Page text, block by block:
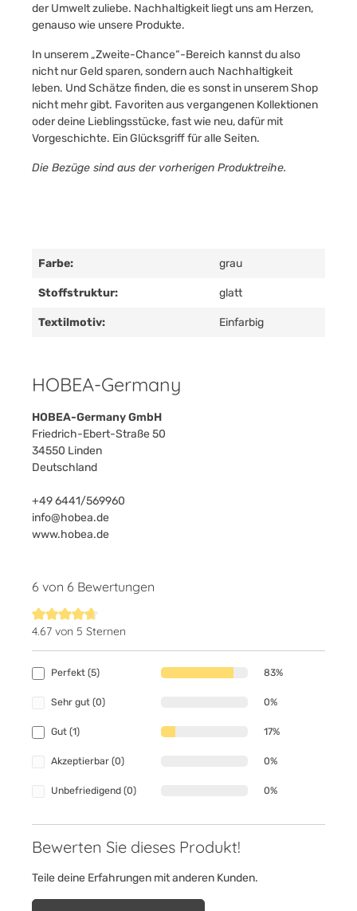
der Umwelt zuliebe. Nachhaltigkeit liegt uns am Herzen,
genauso wie unsere Produkte.
In unserem „Zweite-Chance“-Bereich kannst du also
nicht nur Geld sparen, sondern auch Nachhaltigkeit
leben. Und Schätze finden, die es sonst in unserem Shop
nicht mehr gibt. Favoriten aus vergangenen Kollektionen
oder deine Lieblingsstücke, fast wie neu, dafür mit
Vorgeschichte. Ein Glücksgriff für alle Seiten.
Die Bezüge sind aus der vorherigen Produktreihe.
Farbe: grau
Stoffstruktur: glatt
Textilmotiv: Einfarbig
HOBEA-Germany
HOBEA-Germany GmbH
Friedrich-Ebert-Straße 50
34550 Linden
Deutschland
+49 6441/569960
info@hobea.de
www.hobea.de
6 von 6 Bewertungen
Durchschnittliche Bewertung von 4.6 von 5 Sternen
4.67 von 5 Sternen
Perfekt (5) 83%
Sehr gut (0) 0%
Gut (1) 17%
Akzeptierbar (0) 0%
Unbefriedigend (0) 0%
Bewerten Sie dieses Produkt!
Teile deine Erfahrungen mit anderen Kunden.